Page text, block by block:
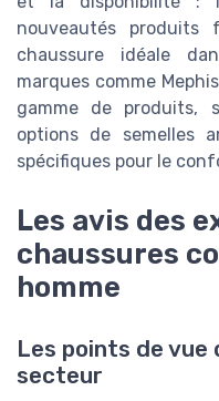
nouveautés
chaussure idéale
marques comme
gamme de produits,
options de semelles
spécifiques pour le
Les avis des
chaussures
homme
Les points de vue
secteur